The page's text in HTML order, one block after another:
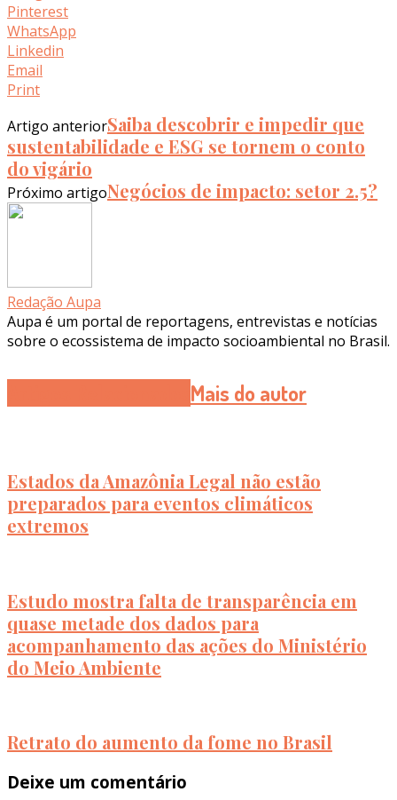
Pinterest
WhatsApp
Linkedin
Email
Print
Artigo anteriorSaiba descobrir e impedir que
sustentabilidade e ESG se tornem o conto
do vigário
Próximo artigoNegócios de impacto: setor 2.5?
Redação Aupa
Aupa é um portal de reportagens, entrevistas e notícias
sobre o ecossistema de impacto socioambiental no Brasil.
Mais do autor
Estados da Amazônia Legal não estão
preparados para eventos climáticos
extremos
Estudo mostra falta de transparência em
quase metade dos dados para
acompanhamento das ações do Ministério
do Meio Ambiente
Retrato do aumento da fome no Brasil
Deixe um comentário